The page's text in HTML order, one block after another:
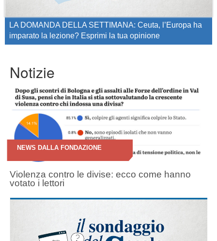
LA DOMANDA DELLA SETTIMANA: Ceuta, l’Europa ha
imparato la lezione? Esprimi la tua opinione
Notizie
NEWS DALLA FONDAZIONE
Violenza contro le divise: ecco come hanno
votato i lettori